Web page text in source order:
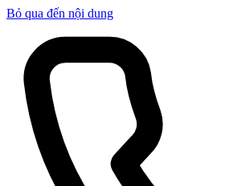
Bỏ qua đến nội dung